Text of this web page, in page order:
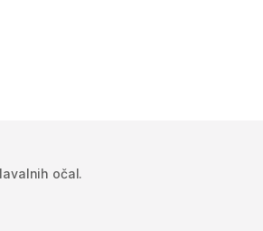
očal.